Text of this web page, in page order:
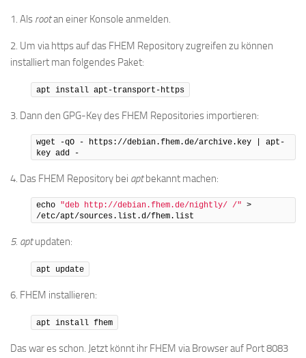
1. Als rootan einer Konsole anmelden.
2. Um via https auf das FHEM Repository zugreifen zu können
installiert man folgendes Paket:
apt install apt-transport-https
3. Dann den GPG-Key des FHEM Repositories importieren:
wget -qO - https://debian.fhem.de/archive.key | apt-
key add -
4. Das FHEM Repository bei aptbekannt machen:
echo "deb http://debian.fhem.de/nightly/ /" >
/etc/apt/sources.list.d/fhem.list
5. aptupdaten:
apt update
6. FHEM installieren:
apt install fhem
Das war es schon. Jetzt könnt ihr FHEM via Browser auf Port 8083